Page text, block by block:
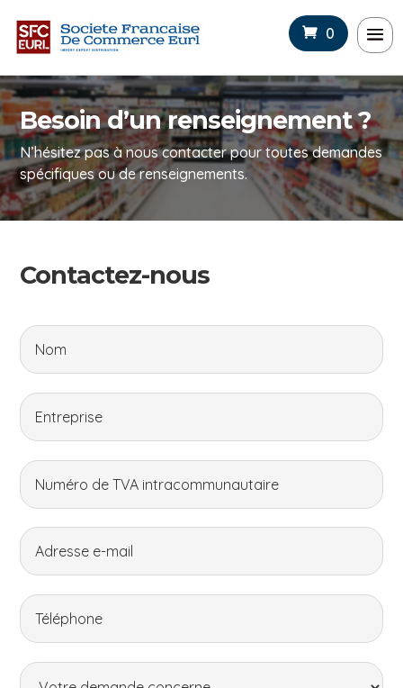
0
Besoin d’un renseignement ?
N’hésitez pas à nous contacter pour toutes demandes
spécifiques ou de renseignements.
Contactez-nous